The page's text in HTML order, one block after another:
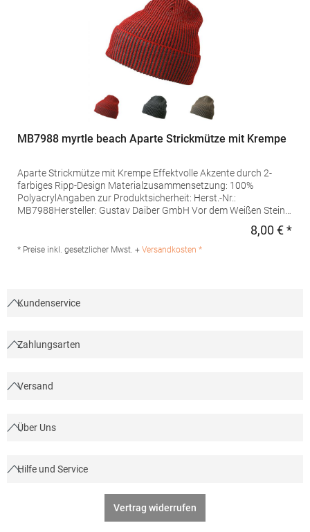
MB7988 myrtle beach Aparte Strickmütze mit Krempe
Aparte Strickmütze mit Krempe Effektvolle Akzente durch 2-
farbiges Ripp-Design Materialzusammensetzung: 100%
PolyacrylAngaben zur Produktsicherheit: Herst.-Nr.:
MB7988Hersteller: Gustav Daiber GmbH Vor dem Weißen Stein
8,00 € *
* Preise inkl. gesetzlicher Mwst. + Versandkosten *
Kundenservice
Zahlungsarten
Versand
Über Uns
Hilfe und Service
Vertrag widerrufen